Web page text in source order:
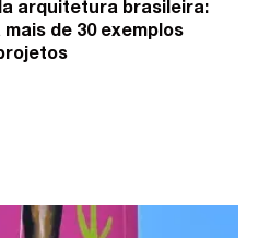
arquitetura brasileira:
de 30 exemplos